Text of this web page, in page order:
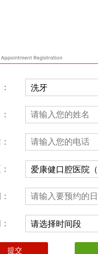
齿科
，不作为诊疗及医疗根据
版权所有 粤ICP备12058131号-2